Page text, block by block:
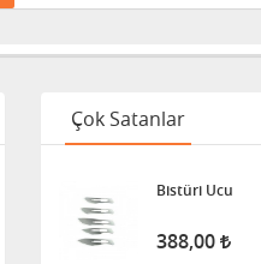
Çok Satanlar
Bistüri Ucu
388,00